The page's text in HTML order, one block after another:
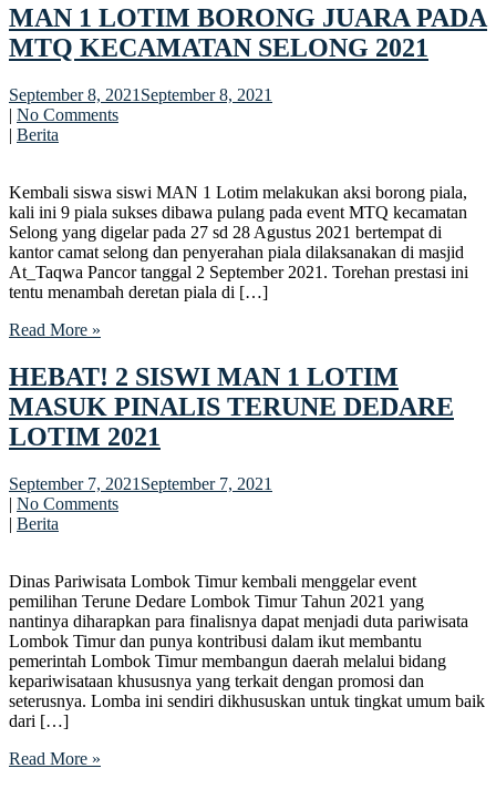
MAN 1 LOTIM BORONG JUARA PADA
MTQ KECAMATAN SELONG 2021
September 8, 2021 September 8, 2021
| No Comments
| Berita
Kembali siswa siswi MAN 1 Lotim melakukan aksi borong piala,
kali ini 9 piala sukses dibawa pulang pada event MTQ kecamatan
Selong yang digelar pada 27 sd 28 Agustus 2021 bertempat di
kantor camat selong dan penyerahan piala dilaksanakan di masjid
At_Taqwa Pancor tanggal 2 September 2021. Torehan prestasi ini
tentu menambah deretan piala di […]
Read More »
HEBAT! 2 SISWI MAN 1 LOTIM
MASUK PINALIS TERUNE DEDARE
LOTIM 2021
September 7, 2021 September 7, 2021
| No Comments
| Berita
Dinas Pariwisata Lombok Timur kembali menggelar event
pemilihan Terune Dedare Lombok Timur Tahun 2021 yang
nantinya diharapkan para finalisnya dapat menjadi duta pariwisata
Lombok Timur dan punya kontribusi dalam ikut membantu
pemerintah Lombok Timur membangun daerah melalui bidang
kepariwisataan khususnya yang terkait dengan promosi dan
seterusnya. Lomba ini sendiri dikhususkan untuk tingkat umum baik
dari […]
Read More »